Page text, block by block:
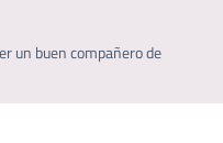
un buen compañero de